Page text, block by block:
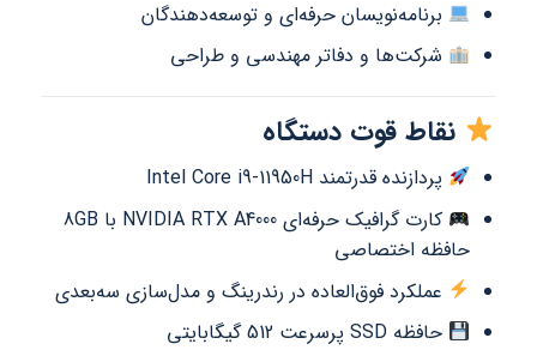
برنامه‌نویسان حرفه‌ای و توسعه‌دهندگان
شرکت‌ها و دفاتر مهندسی و طراحی
نقاط قوت دستگاه
پردازنده قدرتمند Intel Core i9-11950H
کارت گرافیک حرفه‌ای NVIDIA RTX A4000 با 8GB
حافظه اختصاصی
عملکرد فوق‌العاده در رندرینگ و مدل‌سازی سه‌بعدی
حافظه SSD پرسرعت 512 گیگابایتی